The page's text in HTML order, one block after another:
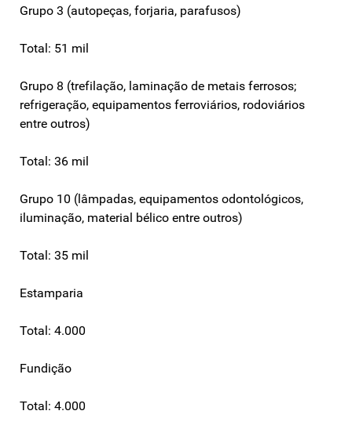
Grupo 3 (autopeças, forjaria, parafusos)
Total: 51 mil
Grupo 8 (trefilação, laminação de metais ferrosos;
refrigeração, equipamentos ferroviários, rodoviários
entre outros)
Total: 36 mil
Grupo 10 (lâmpadas, equipamentos odontológicos,
iluminação, material bélico entre outros)
Total: 35 mil
Estamparia
Total: 4.000
Fundição
Total: 4.000